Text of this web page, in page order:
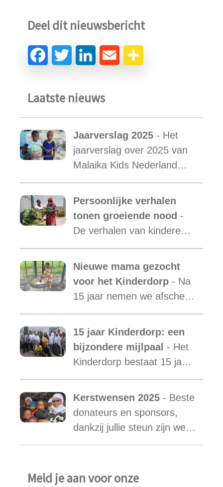
Deel dit nieuwsbericht
Laatste nieuws
Jaarverslag 2025 - Het
jaarverslag over 2025 van
Malaika Kids Nederland
met daarin opgenomen het
verslag van de activiteiten
van Malaika Kids Tanzania
is uit.
Persoonlijke verhalen
tonen groeiende nood -
De verhalen van kinderen
laten zien hoe essentieel
onze ondersteuning is,
terwijl de vraag blijft
toenemen.
Nieuwe mama gezocht
voor het Kinderdorp - Na
15 jaar nemen we afscheid
van Mama Ester. We
starten de zoektocht naar
een nieuwe mama met een
warm hart voor onze
15 jaar Kinderdorp: een
bijzondere mijlpaal - Het
Kinderdorp bestaat 15 jaar
en groeide uit tot een plek
waar honderden kinderen
een stabiele toekomst
vonden.
Kerstwensen 2025 - Beste
donateurs en sponsors,
dankzij jullie steun zijn we
ook in het afgelopen jaar
Meld je aan voor onze